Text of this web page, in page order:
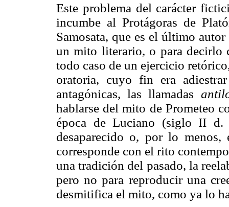
Este problema del carácter
incumbe al Protágoras de
Samosata, que es el último
un mito literario, o para decirlo
todo caso de un ejercicio
oratoria, cuyo fin era
antagónicas, las llamadas
hablarse del mito de Prometeo
época de Luciano (siglo II
desaparecido o, por lo
corresponde con el rito
una tradición del pasado, la
pero no para reproducir una
desmitifica el mito, como ya lo